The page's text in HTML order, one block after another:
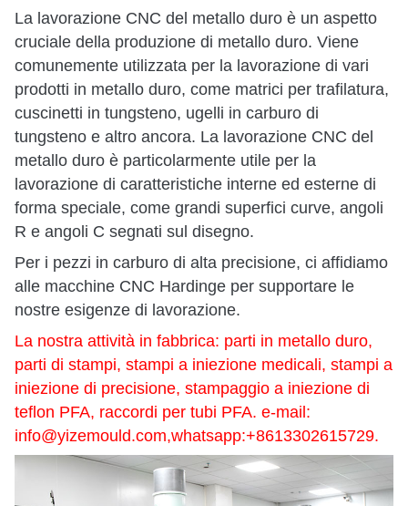
La lavorazione CNC del metallo duro è un aspetto
cruciale della produzione di metallo duro. Viene
comunemente utilizzata per la lavorazione di vari
prodotti in metallo duro, come matrici per trafilatura,
cuscinetti in tungsteno, ugelli in carburo di
tungsteno e altro ancora. La lavorazione CNC del
metallo duro è particolarmente utile per la
lavorazione di caratteristiche interne ed esterne di
forma speciale, come grandi superfici curve, angoli
R e angoli C segnati sul disegno.
Per i pezzi in carburo di alta precisione, ci affidiamo
alle macchine CNC Hardinge per supportare le
nostre esigenze di lavorazione.
La nostra attività in fabbrica: parti in metallo duro,
parti di stampi, stampi a iniezione medicali, stampi a
iniezione di precisione, stampaggio a iniezione di
teflon PFA, raccordi per tubi PFA. e-mail:
info@yizemould.com,whatsapp:+8613302615729.